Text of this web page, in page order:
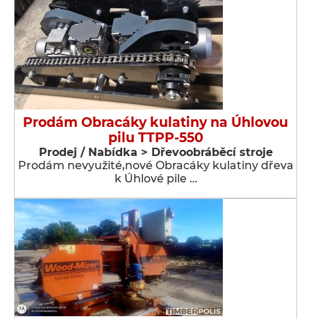
Prodám Obracáky kulatiny na Úhlovou
pilu TTPP-550
Prodej / Nabídka > Dřevoobráběcí stroje
Prodám nevyužité,nové Obracáky kulatiny dřeva
k Úhlové pile …